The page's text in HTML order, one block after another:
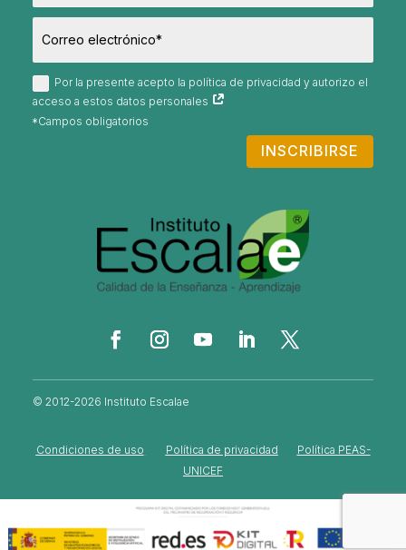
Por la presente acepto la política de privacidad y autorizo el
acceso a estos datos personales
INSCRIBIRSE
© 2012-2026 Instituto Escalae
Condiciones de uso Política de privacidad
Política PEAS-
UNICEF